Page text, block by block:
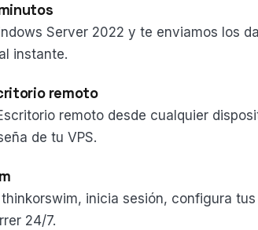
Server 2022 y te enviamos los
instante.
remoto
remoto desde cualquier
de tu VPS.
inicia sesión, configura
24/7.